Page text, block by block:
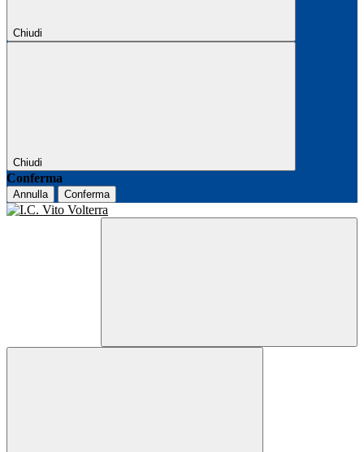
Chiudi
Chiudi
Conferma
Annulla Conferma